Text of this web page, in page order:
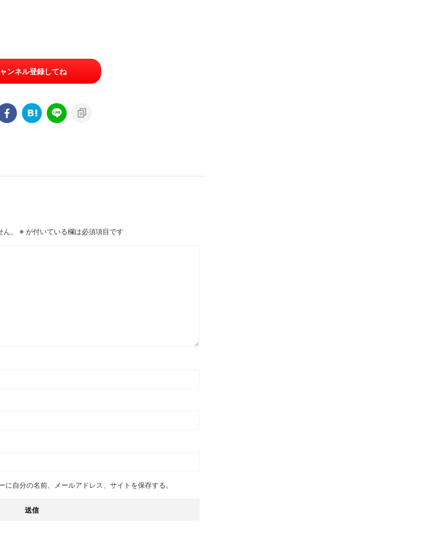
ンネル登録してね
。 ※ が付いている欄は必須項目です
自分の名前、メールアドレス、サイトを保存する。